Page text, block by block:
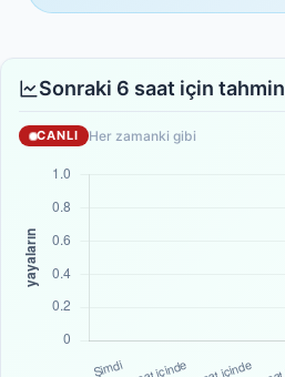
Sonraki 6 saat için tahmin
CANLI Her zamanki gibi